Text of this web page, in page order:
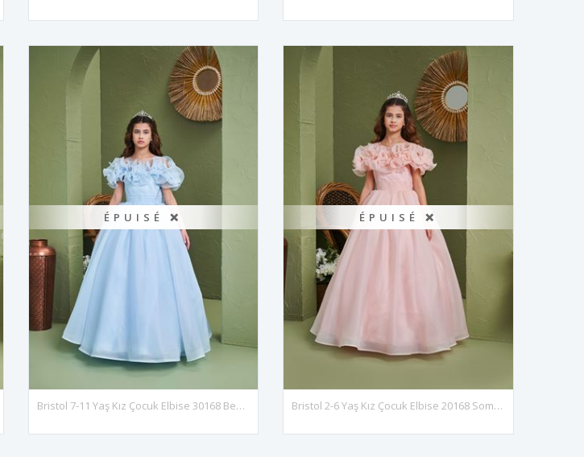
ÉPUISÉ ❌
Bristol 7-11 Yaş Kız Çocuk Elbise 30168 Bebe Mavi
ÉPUISÉ ❌
Bristol 2-6 Yaş Kız Çocuk Elbise 20168 Somon